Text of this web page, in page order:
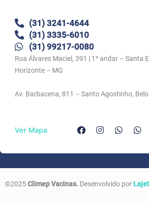
(31) 3241-4644
(31) 3335-6010
(31) 99217-0080
Rua Álvares Maciel, 391 | 1º andar – Santa
Horizonte – MG
Av. Barbacena, 811 – Santo Agostinho,
Ver Mapa
F
a
o
k
I
n
g
a
W
h
a
p
W
h
a
p
©2025Climep Vacinas. Desenvolvido por